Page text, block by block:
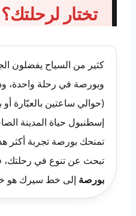
تختار لرحلتك؟
كثير من السياح يفضلون
وبورصة في رحلة واحدة،
(حوالي ساعتين بالعبّارة أو
إسطنبول حياة المدينة
تمنحك بورصة تجربة أكثر
تبحث عن تنوع في رحلتك،
بورصة إلى خط سيرك هو